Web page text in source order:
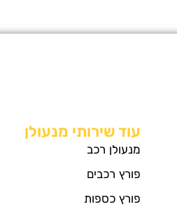
עוד שירותי מנעולן
מנעולן רכב
פורץ רכבים
פורץ כספות